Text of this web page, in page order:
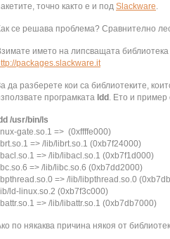
точно както е и под Slackware.
се решава проблема? Сравнително
името на липсващата
packages.slackware.it
да разберете кои са библиотеките,
програмката ldd . Ето и пример
/usr/bin/ls
gate.so.1 => (0xffffe000)
=> /lib/librt.so.1 (0xb7f24000)
=> /lib/libacl.so.1 (0xb7f1d000)
=> /lib/libc.so.6 (0xb7dd2000)
=> /lib/libpthread.so.0
ld-linux.so.2 (0xb7f3c000)
=> /lib/libattr.so.1 (0xb7db7000)
по някаква причина някоя от